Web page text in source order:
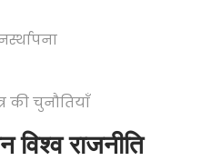
की चुनौतियाँ
राजनीति